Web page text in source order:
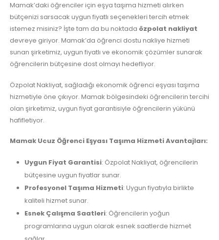
Mamak’daki öğrenciler için eşya taşıma hizmeti alırken
bütçenizi sarsacak uygun fiyatlı seçenekleri tercih etmek
istemez misiniz? İşte tam da bu noktada özpolat nakliyat
devreye giriyor. Mamak’da öğrenci dostu nakliye hizmeti
sunan şirketimiz, uygun fiyatlı ve ekonomik çözümler sunarak
öğrencilerin bütçesine dost olmayı hedefliyor.
Özpolat Nakliyat, sağladığı ekonomik öğrenci eşyası taşıma
hizmetiyle öne çıkıyor. Mamak bölgesindeki öğrencilerin tercihi
olan şirketimiz, uygun fiyat garantisiyle öğrencilerin yükünü
hafifletiyor.
Mamak Ucuz Öğrenci Eşyası Taşıma Hizmeti Avantajları:
Uygun Fiyat Garantisi: Özpolat Nakliyat, öğrencilerin
bütçesine uygun fiyatlar sunar.
Profesyonel Taşıma Hizmeti: Uygun fiyatıyla birlikte
kaliteli hizmet sunar.
Esnek Çalışma Saatleri: Öğrencilerin yoğun
programlarına uygun olarak esnek saatlerde hizmet